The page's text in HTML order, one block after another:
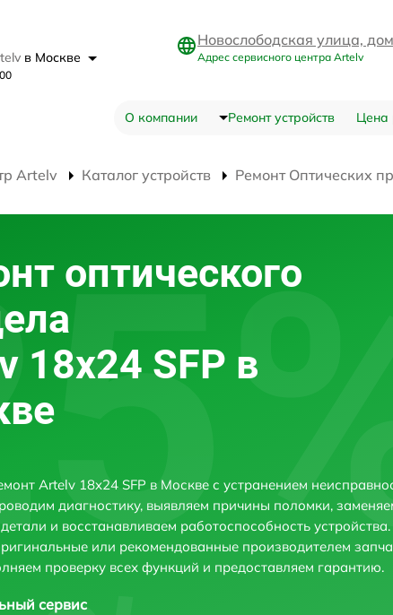
в Москве
Новослободская улица,
Адрес сервисного центра Artelv
О компании Ремонт устройств Цена
Artelv Каталог устройств Ремонт Оптических
оптического
18x24 SFP в
Artelv 18x24 SFP в Москве с устранением
диагностику, выявляем причины поломки,
и восстанавливаем работоспособность устройства.
или рекомендованные производителем
проверку всех функций и предоставляем гарантию.
сервис